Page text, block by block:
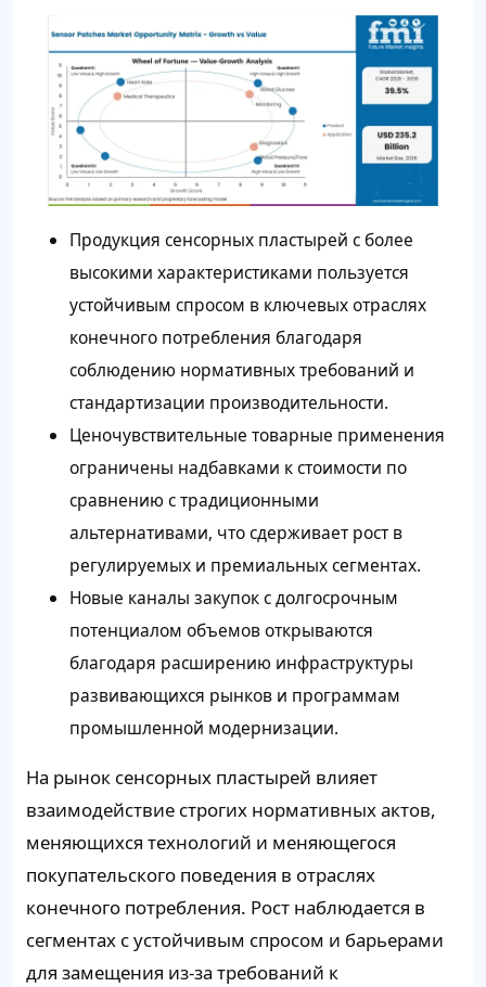
Продукция сенсорных пластырей с более
высокими характеристиками пользуется
устойчивым спросом в ключевых отраслях
конечного потребления благодаря
соблюдению нормативных требований и
стандартизации производительности.
Ценочувствительные товарные применения
ограничены надбавками к стоимости по
сравнению с традиционными
альтернативами, что сдерживает рост в
регулируемых и премиальных сегментах.
Новые каналы закупок с долгосрочным
потенциалом объемов открываются
благодаря расширению инфраструктуры
развивающихся рынков и программам
промышленной модернизации.
На рынок сенсорных пластырей влияет
взаимодействие строгих нормативных актов,
меняющихся технологий и меняющегося
покупательского поведения в отраслях
конечного потребления. Рост наблюдается в
сегментах с устойчивым спросом и барьерами
для замещения из-за требований к